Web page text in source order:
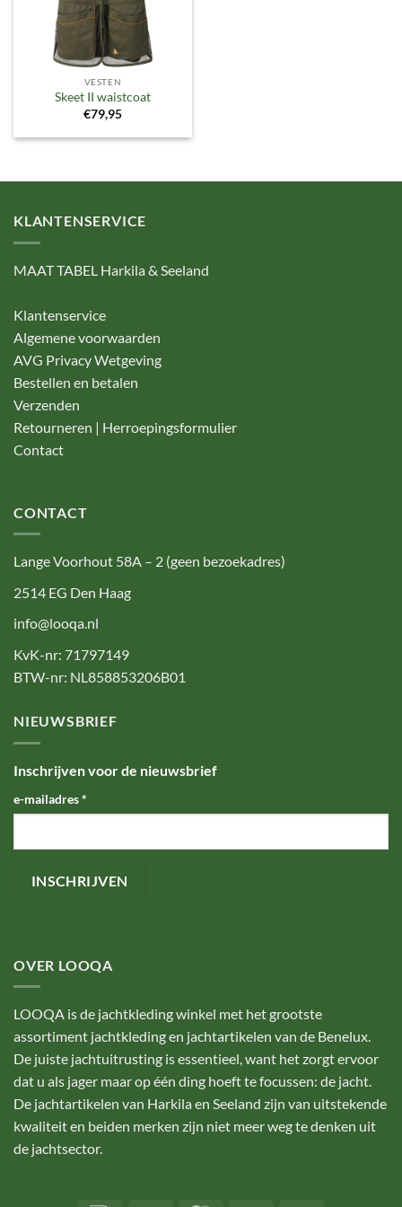
VESTEN
Skeet II waistcoat
€79,95
KLANTENSERVICE
MAAT TABEL Harkila & Seeland
Klantenservice
Algemene voorwaarden
AVG Privacy Wetgeving
Bestellen en betalen
Verzenden
Retourneren | Herroepingsformulier
Contact
CONTACT
Lange Voorhout 58A – 2 (geen bezoekadres)
2514 EG Den Haag
info@looqa.nl
KvK-nr: 71797149
BTW-nr: NL858853206B01
NIEUWSBRIEF
Inschrijven voor de nieuwsbrief
e-mailadres*
OVER LOOQA
LOOQA is de jachtkleding winkel met het grootste
assortiment jachtkleding en jachtartikelen van de Benelux.
De juiste jachtuitrusting is essentieel, want het zorgt ervoor
dat u als jager maar op één ding hoeft te focussen: de jacht.
De jachtartikelen van Harkila en Seeland zijn van uitstekende
kwaliteit en beiden merken zijn niet meer weg te denken uit
de jachtsector.